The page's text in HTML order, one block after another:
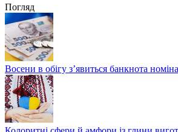
Погляд
Восени в обігу з’явиться банкнота